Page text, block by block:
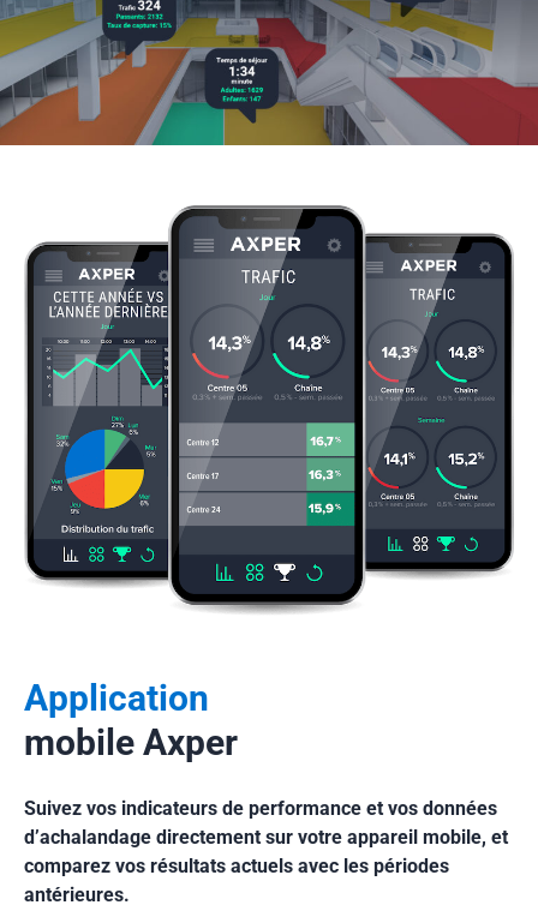
Application
mobile Axper
Suivez vos indicateurs de performance et vos données
d’achalandage directement sur votre appareil mobile, et
comparez vos résultats actuels avec les périodes
antérieures.